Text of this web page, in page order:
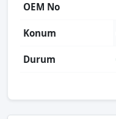
OEM No
Konum
Durum